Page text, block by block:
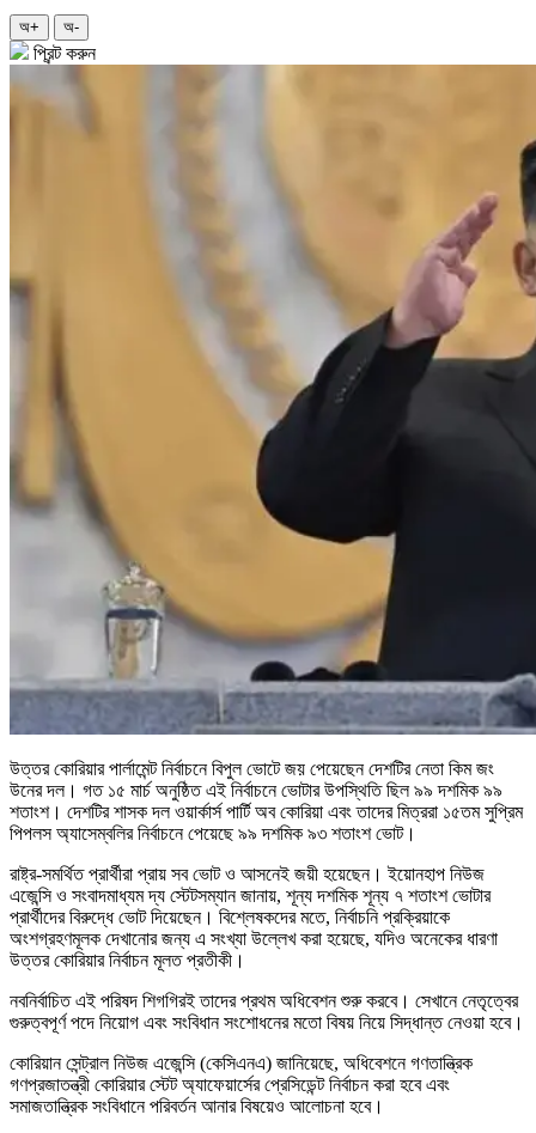
অ+ অ-
প্রিন্ট করুন
উত্তর কোরিয়ার পার্লামেন্ট নির্বাচনে বিপুল ভোটে জয় পেয়েছেন দেশটির নেতা কিম জং
উনের দল। গত ১৫ মার্চ অনুষ্ঠিত এই নির্বাচনে ভোটার উপস্থিতি ছিল ৯৯ দশমিক ৯৯
শতাংশ। দেশটির শাসক দল ওয়ার্কার্স পার্টি অব কোরিয়া এবং তাদের মিত্ররা ১৫তম সুপ্রিম
পিপলস অ্যাসেম্বলির নির্বাচনে পেয়েছে ৯৯ দশমিক ৯৩ শতাংশ ভোট।
রাষ্ট্র-সমর্থিত প্রার্থীরা প্রায় সব ভোট ও আসনেই জয়ী হয়েছেন। ইয়োনহাপ নিউজ
এজেন্সি ও সংবাদমাধ্যম দ্য স্টেটসম্যান জানায়, শূন্য দশমিক শূন্য ৭ শতাংশ ভোটার
প্রার্থীদের বিরুদ্ধে ভোট দিয়েছেন। বিশ্লেষকদের মতে, নির্বাচনি প্রক্রিয়াকে
অংশগ্রহণমূলক দেখানোর জন্য এ সংখ্যা উল্লেখ করা হয়েছে, যদিও অনেকের ধারণা
উত্তর কোরিয়ার নির্বাচন মূলত প্রতীকী।
নবনির্বাচিত এই পরিষদ শিগগিরই তাদের প্রথম অধিবেশন শুরু করবে। সেখানে নেতৃত্বের
গুরুত্বপূর্ণ পদে নিয়োগ এবং সংবিধান সংশোধনের মতো বিষয় নিয়ে সিদ্ধান্ত নেওয়া হবে।
কোরিয়ান সেন্ট্রাল নিউজ এজেন্সি (কেসিএনএ) জানিয়েছে, অধিবেশনে গণতান্ত্রিক
গণপ্রজাতন্ত্রী কোরিয়ার স্টেট অ্যাফেয়ার্সের প্রেসিডেন্ট নির্বাচন করা হবে এবং
সমাজতান্ত্রিক সংবিধানে পরিবর্তন আনার বিষয়েও আলোচনা হবে।